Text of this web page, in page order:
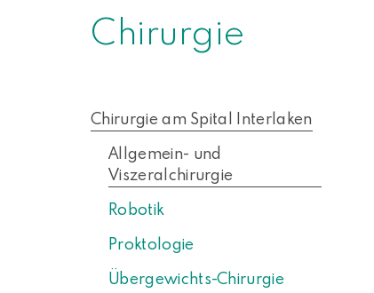
Chirurgie
Chirurgie am Spital Interlaken
Allgemein- und
Viszeralchirurgie
Robotik
Proktologie
Übergewichts-Chirurgie